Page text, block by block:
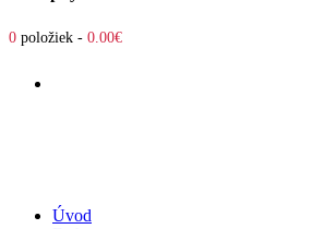
0 položiek - 0.00€
Úvod